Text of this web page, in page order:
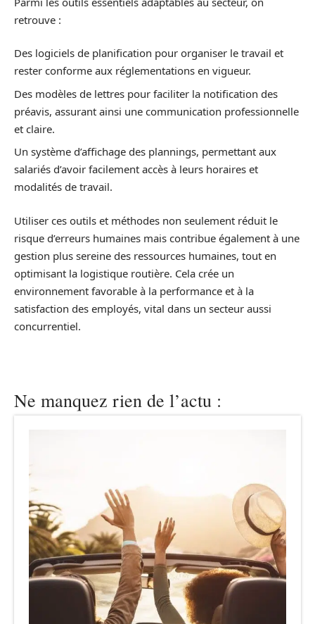
retrouve :
Des logiciels de planification pour organiser le travail et
rester conforme aux réglementations en vigueur.
Des modèles de lettres pour faciliter la notification des
préavis, assurant ainsi une communication professionnelle
et claire.
Un système d’affichage des plannings, permettant aux
salariés d’avoir facilement accès à leurs horaires et
modalités de travail.
Utiliser ces outils et méthodes non seulement réduit le
risque d’erreurs humaines mais contribue également à une
gestion plus sereine des ressources humaines, tout en
optimisant la logistique routière. Cela crée un
environnement favorable à la performance et à la
satisfaction des employés, vital dans un secteur aussi
concurrentiel.
Ne manquez rien de l’actu :